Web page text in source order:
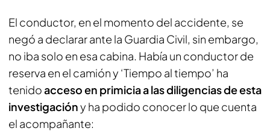
El conductor, en el momento del accidente, se
negó a declarar ante la Guardia Civil, sin embargo,
no iba solo en esa cabina. Había un conductor de
reserva en el camión y ‘Tiempo al tiempo’ ha
tenidoacceso en primicia a las diligencias de esta
investigacióny ha podido conocer lo que cuenta
el acompañante: